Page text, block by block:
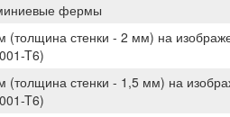
фермы
(толщина стенки - 2 мм) на
T6)
(толщина стенки - 1,5 мм) на
T6)